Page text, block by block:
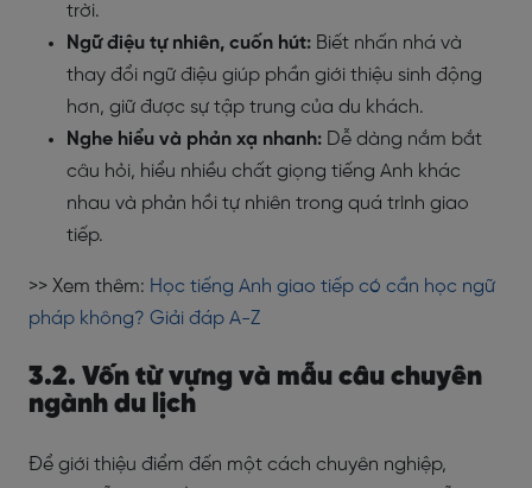
trời.
Ngữ điệu tự nhiên, cuốn hút: Biết nhấn nhá và
thay đổi ngữ điệu giúp phần giới thiệu sinh động
hơn, giữ được sự tập trung của du khách.
Nghe hiểu và phản xạ nhanh: Dễ dàng nắm bắt
câu hỏi, hiểu nhiều chất giọng tiếng Anh khác
nhau và phản hồi tự nhiên trong quá trình giao
tiếp.
>> Xem thêm: Học tiếng Anh giao tiếp có cần học ngữ
pháp không? Giải đáp A-Z
3.2. Vốn từ vựng và mẫu câu chuyên
ngành du lịch
Để giới thiệu điểm đến một cách chuyên nghiệp,